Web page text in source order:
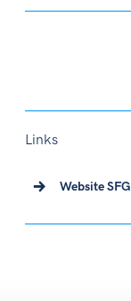
Links
Website SFG